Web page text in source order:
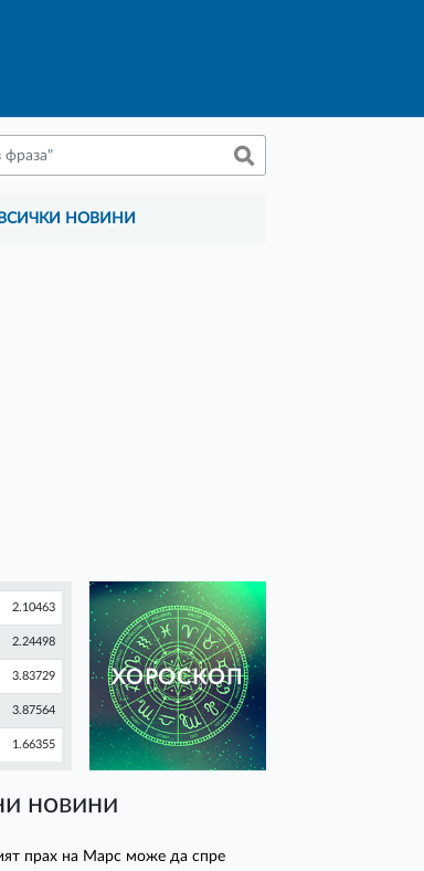
ВСИЧКИ НОВИНИ
2.10463
2.24498
3.83729
3.87564
1.66355
ХОРОСКОП
новини
прах на Марс може да спре